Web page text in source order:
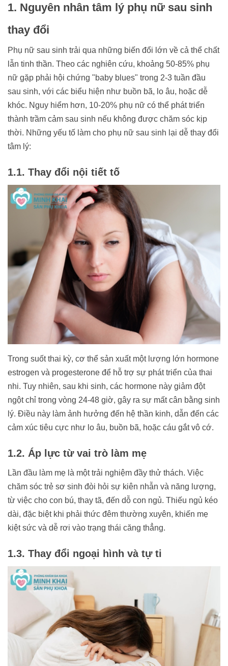
1. Nguyên nhân tâm lý phụ nữ sau sinh
thay đổi
Phụ nữ sau sinh trải qua những biến đổi lớn về cả thể chất
lẫn tinh thần. Theo các nghiên cứu, khoảng 50-85% phụ
nữ gặp phải hội chứng "baby blues" trong 2-3 tuần đầu
sau sinh, với các biểu hiện như buồn bã, lo âu, hoặc dễ
khóc. Nguy hiểm hơn, 10-20% phụ nữ có thể phát triển
thành trầm cảm sau sinh nếu không được chăm sóc kịp
thời. Những yếu tố làm cho phụ nữ sau sinh lại dễ thay đổi
tâm lý:
1.1. Thay đổi nội tiết tố
Trong suốt thai kỳ, cơ thể sản xuất một lượng lớn hormone
estrogen và progesterone để hỗ trợ sự phát triển của thai
nhi. Tuy nhiên, sau khi sinh, các hormone này giảm đột
ngột chỉ trong vòng 24-48 giờ, gây ra sự mất cân bằng sinh
lý. Điều này làm ảnh hưởng đến hệ thần kinh, dẫn đến các
cảm xúc tiêu cực như lo âu, buồn bã, hoặc cáu gắt vô cớ.
1.2. Áp lực từ vai trò làm mẹ
Lần đầu làm mẹ là một trải nghiệm đầy thử thách. Việc
chăm sóc trẻ sơ sinh đòi hỏi sự kiên nhẫn và năng lượng,
từ việc cho con bú, thay tã, đến dỗ con ngủ. Thiếu ngủ kéo
dài, đặc biệt khi phải thức đêm thường xuyên, khiến mẹ
kiệt sức và dễ rơi vào trạng thái căng thẳng.
1.3. Thay đổi ngoại hình và tự ti